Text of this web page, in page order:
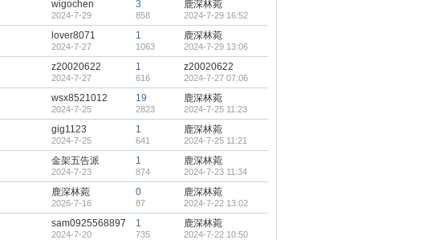
wigochen
2024-7-29
3
858
鹿深林菀
2024-7-29 16:52
lover8071
2024-7-27
1
1063
鹿深林菀
2024-7-29 13:06
z20020622
2024-7-27
1
616
z20020622
2024-7-27 07:06
wsx8521012
2024-7-25
19
2823
鹿深林菀
2024-7-25 11:23
gig1123
2024-7-25
1
641
鹿深林菀
2024-7-25 11:21
金架五告派
2024-7-23
1
874
鹿深林菀
2024-7-23 11:34
鹿深林菀
2026-7-16
0
87
鹿深林菀
2024-7-22 13:02
sam0925568897
2024-7-20
1
735
鹿深林菀
2024-7-22 10:50